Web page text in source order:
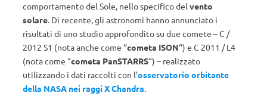
comportamento del Sole, nello specifico del vento
solare. Di recente, gli astronomi hanno annunciato i
risultati di uno studio approfondito su due comete – C /
2012 S1 (nota anche come “cometa ISON“) e C 2011 / L4
(nota come “cometa PanSTARRS“) – realizzato
utilizzando i dati raccolti con l’osservatorio orbitante
della NASA nei raggi X Chandra.